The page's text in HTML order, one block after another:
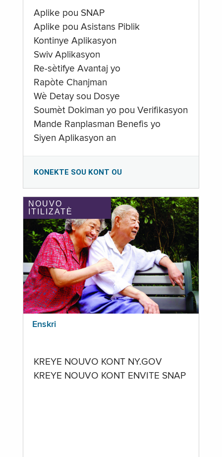
Aplike pou SNAP
Aplike pou Asistans Piblik
Kontinye Aplikasyon
Swiv Aplikasyon
Re-sètifye Avantaj yo
Rapòte Chanjman
Wè Detay sou Dosye
Soumèt Dokiman yo pou Verifikasyon
Mande Ranplasman Benefis yo
Siyen Aplikasyon an
KONEKTE SOU KONT OU
NOUVO
ITILIZATÈ
Enskri
KREYE NOUVO KONT NY.GOV
KREYE NOUVO KONT ENVITE SNAP